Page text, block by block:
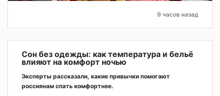
9 часов назад
Сон без одежды: как температура и бельё
влияют на комфорт ночью
Эксперты рассказали, какие привычки помогают
россиянам спать комфортнее.